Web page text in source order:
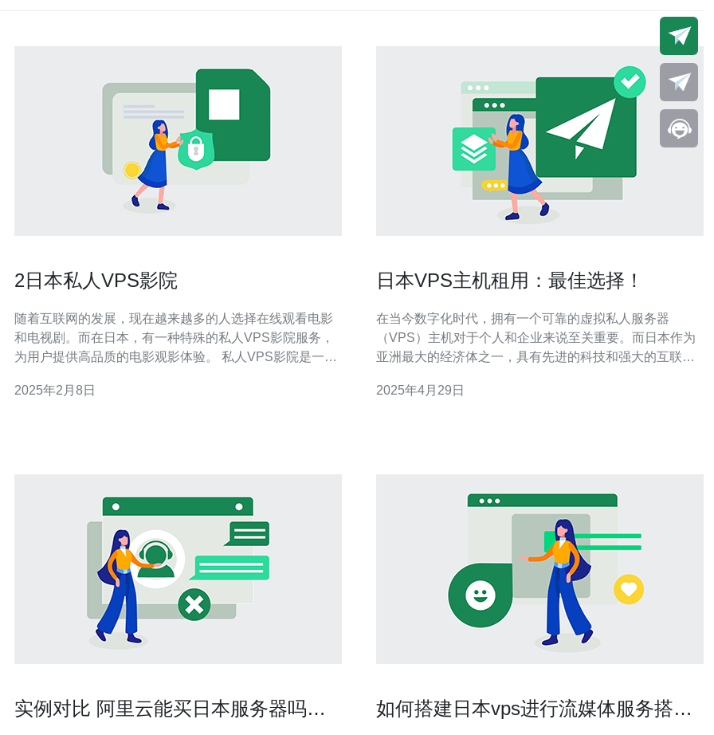
2日本私人VPS影院
随着互联网的发展，现在越来越多的人选择在线观看电影
和电视剧。而在日本，有一种特殊的私人VPS影院服务，
为用户提供高品质的电影观影体验。 私人VPS影院是一种
可以在自己的设备上观看最新的电影和电视剧。这种服务
2025年2月8日
日本VPS主机租用：最佳选择！
在当今数字化时代，拥有一个可靠的虚拟私人服务器
（VPS）主机对于个人和企业来说至关重要。而日本作为
亚洲最大的经济体之一，具有先进的科技和强大的互联网
势，使其成为最佳选择： 稳定性：日本的互联网基础设施
2025年4月29日
实例对比 阿里云能买日本服务器吗与
如何搭建日本vps进行流媒体服务搭建